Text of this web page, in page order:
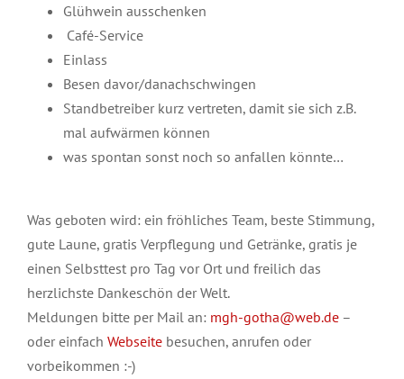
Glühwein ausschenken
Café-Service
Einlass
Besen davor/danachschwingen
Standbetreiber kurz vertreten, damit sie sich z.B.
mal aufwärmen können
was spontan sonst noch so anfallen könnte…
Was geboten wird: ein fröhliches Team, beste Stimmung,
gute Laune, gratis Verpflegung und Getränke, gratis je
einen Selbsttest pro Tag vor Ort und freilich das
herzlichste Dankeschön der Welt.
Meldungen bitte per Mail an: mgh-gotha@web.de –
oder einfach Webseite besuchen, anrufen oder
vorbeikommen :-)